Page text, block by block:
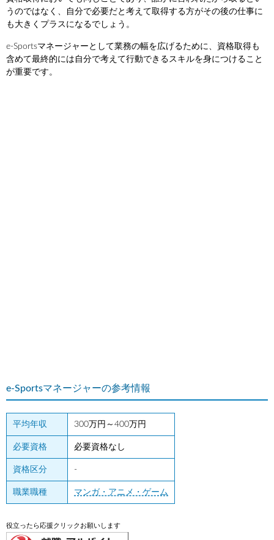
うのではなく、自分で必要だと考えて取得する方がその後の仕事に
も大きくプラスになるでしょう。
e-Sportsマネージャーとして業務の幅を広げるために、資格取得も
含めて最終的には自分で考えて行動できるスキルを身につけること
が重要です。
e-Sportsマネージャーの参考情報
平均年収 300万円～400万円
必要資格 必要資格なし
資格区分 -
職業職種 マンガ・アニメ・ゲーム
役立ったら応援クリックお願いします